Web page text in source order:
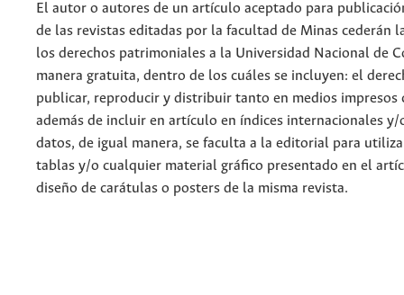
El autor o autores de un artículo aceptado para
de las revistas editadas por la facultad de Minas cederán
los derechos patrimoniales a la Universidad Nacional de
manera gratuita, dentro de los cuáles se incluyen: el
publicar, reproducir y distribuir tanto en medios impresos
además de incluir en artículo en índices internacionales y/
datos, de igual manera, se faculta a la editorial para
tablas y/o cualquier material gráfico presentado en el
diseño de carátulas o posters de la misma revista.